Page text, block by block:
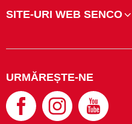
SITE-URI WEB SENCO
URMĂREȘTE-NE